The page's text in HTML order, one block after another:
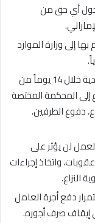
حول أي حق من
إلى وزارة الموارد
إذا لم تتمكن الوزارة من إجراء التسوية الودية خلال 14 يوماً من
إلى المحكمة المختصة
دفوع الطرفين،
لن يؤثر على
واتخاذ إجراءات
النزاع.
دفع أجرة العامل
إيقاف صرف أجوره.